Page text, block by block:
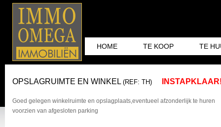
HOME TE KOOP TE
OPSLAGRUIMTE EN WINKEL (REF: TH)
Goed gelegen winkelruimte en opslagplaats,eventueel afzonderlijk te huren
voorzien van afgesloten parking